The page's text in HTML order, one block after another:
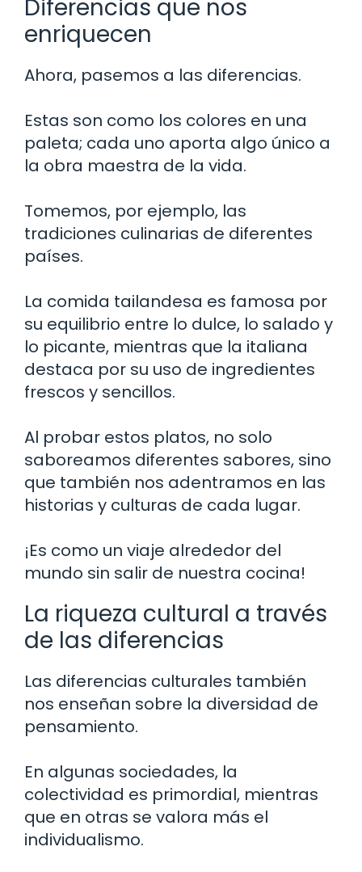
Diferencias que nos
enriquecen
Ahora, pasemos a las diferencias.
Estas son como los colores en una
paleta; cada uno aporta algo único a
la obra maestra de la vida.
Tomemos, por ejemplo, las
tradiciones culinarias de diferentes
países.
La comida tailandesa es famosa por
su equilibrio entre lo dulce, lo salado y
lo picante, mientras que la italiana
destaca por su uso de ingredientes
frescos y sencillos.
Al probar estos platos, no solo
saboreamos diferentes sabores, sino
que también nos adentramos en las
historias y culturas de cada lugar.
¡Es como un viaje alrededor del
mundo sin salir de nuestra cocina!
La riqueza cultural a través
de las diferencias
Las diferencias culturales también
nos enseñan sobre la diversidad de
pensamiento.
En algunas sociedades, la
colectividad es primordial, mientras
que en otras se valora más el
individualismo.